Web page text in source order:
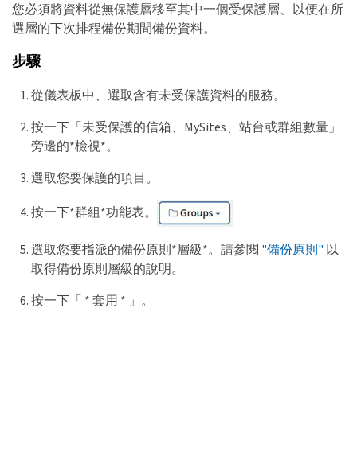
您必須將資料從無保護層移至其中一個受保護層、以便在所
選層的下次排程備份期間備份資料。
步驟
從儀表板中、選取含有未受保護資料的服務。
按一下「未受保護的信箱、MySites、站台或群組數量」
旁邊的*檢視*。
選取您要保護的項目。
按一下*群組*功能表。
選取您要指派的備份原則*層級*。請參閱 "備份原則" 以
取得備份原則層級的說明。
按一下「 * 套用 * 」。